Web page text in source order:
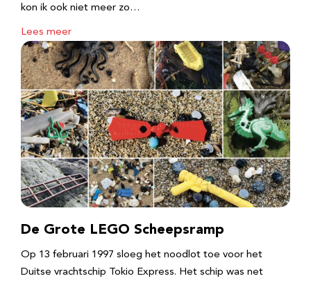
kon ik ook niet meer zo…
Lees meer
De Grote LEGO Scheepsramp
Op 13 februari 1997 sloeg het noodlot toe voor het
Duitse vrachtschip Tokio Express. Het schip was net